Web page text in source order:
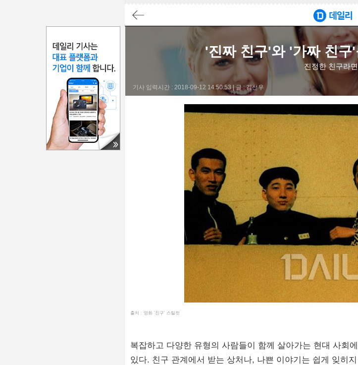
'진짜 친구'와 '가짜 친구'
진정한 친구라
기사 입력시간 : 2018-09-12 14:50:53 |글 : 김선우
결론
진정한 친구는 서로의 입장을 이해하고, 충고는 하되 험담은 하지 않으며, 친구의 성공을 진심
친구의 잘못된 행동에 대해 직접 조언하고, 서로 다른 성향을 존중하며 인신공격을 하지 않는
진정한 친구는 말이 끊겨도 어색하지 않고, 힘들 때 곁에 있어주며, 실수해도 함께 웃어주는
친구의 취향을 존중하고, 가족에게 할 수 없는 이야기를 들어주는 배려가 진정한 우정을 더욱
#진정한친구#우정 #친구관계
출처 : 영화 '친구' 스틸컷
복잡하고 다양한 유형의 사람들이 함께 살아가는 현대 사회
있다. 친구 관계에서 받는 상처나, 나쁜 이야기는 쉽게 잊히